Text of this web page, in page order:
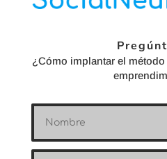
¿Cómo implantar el